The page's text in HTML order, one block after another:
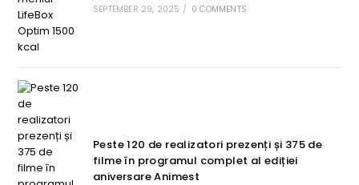
SEPTEMBER 29, 2025 / 0 COMMENTS
Peste 120 de realizatori prezenți și 375 de
filme în programul complet al ediției
aniversare Animest